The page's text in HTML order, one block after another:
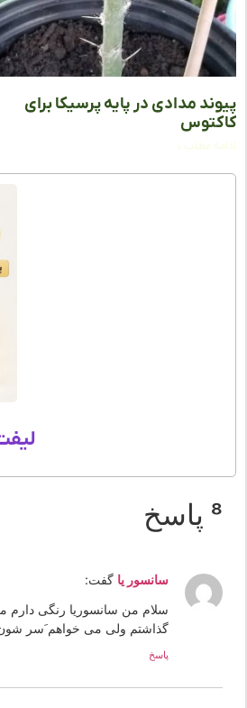
پیوند مدادی در پایه پرسیکا برای
کاکتوس
ادامه مطلب »
8 پاسخ
سانسور یا گفت:
سلام من سانسوریا رنگی
گذاشتم ولی می خواهم َسر
پاسخ